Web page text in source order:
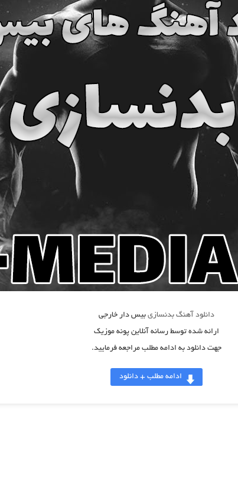
دانلود آهنگ بدنسازی بیس دار خارجی
ارائه شده توسط رسانه آنلاین پونه موزیک
جهت دانلود به ادامه مطلب مراجعه فرمایید.
ادامه مطلب + دانلود